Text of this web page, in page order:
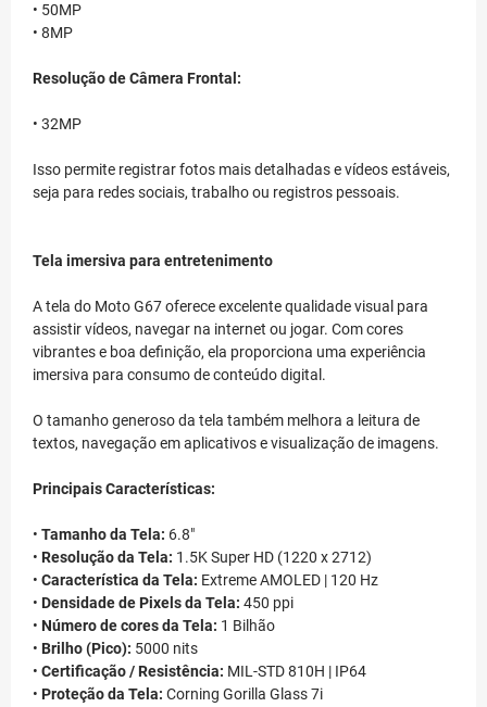
• 50MP
• 8MP
Resolução de Câmera Frontal:
• 32MP
Isso permite registrar fotos mais detalhadas e vídeos estáveis,
seja para redes sociais, trabalho ou registros pessoais.
Tela imersiva para entretenimento
A tela do Moto G67 oferece excelente qualidade visual para
assistir vídeos, navegar na internet ou jogar. Com cores
vibrantes e boa definição, ela proporciona uma experiência
imersiva para consumo de conteúdo digital.
O tamanho generoso da tela também melhora a leitura de
textos, navegação em aplicativos e visualização de imagens.
Principais Características:
• Tamanho da Tela: 6.8"
• Resolução da Tela: 1.5K Super HD (1220 x 2712)
• Característica da Tela: Extreme AMOLED | 120 Hz
• Densidade de Pixels da Tela: 450 ppi
• Número de cores da Tela: 1 Bilhão
• Brilho (Pico): 5000 nits
• Certificação / Resistência: MIL-STD 810H | IP64
• Proteção da Tela: Corning Gorilla Glass 7i